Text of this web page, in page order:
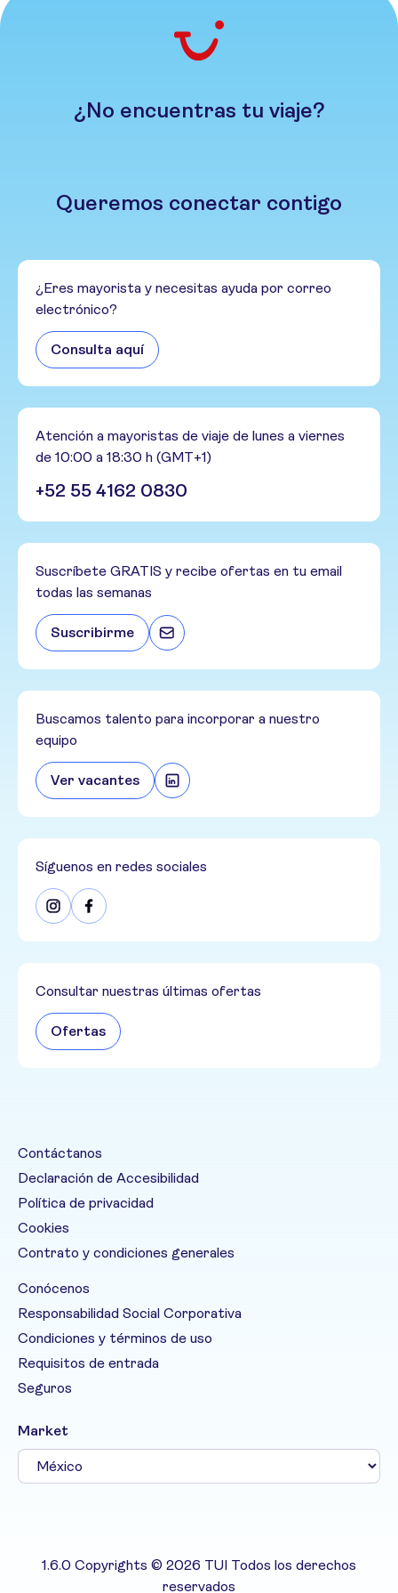
¿No encuentras tu viaje?
Queremos conectar contigo
¿Eres mayorista y necesitas ayuda por correo
electrónico?
Consulta aquí
Atención a mayoristas de viaje de lunes a viernes
de 10:00 a 18:30 h (GMT+1)
+52 55 4162 0830
Suscríbete GRATIS y recibe ofertas en tu email
todas las semanas
Suscribirme
Buscamos talento para incorporar a nuestro
equipo
Ver vacantes
Síguenos en redes sociales
Consultar nuestras últimas ofertas
Ofertas
Contáctanos
Declaración de Accesibilidad
Política de privacidad
Cookies
Contrato y condiciones generales
Conócenos
Responsabilidad Social Corporativa
Condiciones y términos de uso
Requisitos de entrada
Seguros
Market
1.6.0 Copyrights © 2026 TUI Todos los derechos
reservados